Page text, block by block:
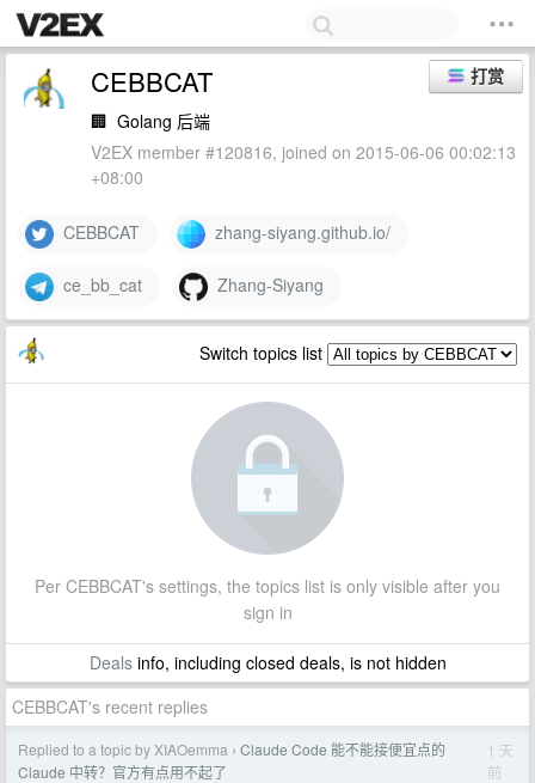
打赏
CEBBCAT
🏢 Golang 后端
V2EX member #120816, joined on 2015-06-06 00:02:13
+08:00
CEBBCAT zhang-siyang.github.io/
ce_bb_cat Zhang-Siyang
Switch topics list
Per CEBBCAT's settings, the topics list is only visible after you
sign in
Dealsinfo, including closed deals, is not hidden
CEBBCAT's recent replies
Replied to a topic by XIAOemma › Claude Code 能不能接便宜点的
Claude 中转？官方有点用不起了
1 天
前